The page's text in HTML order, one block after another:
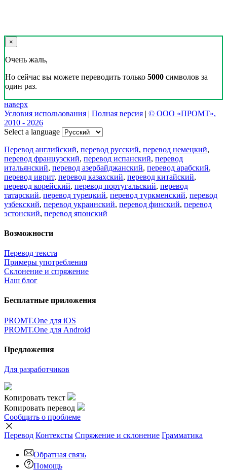
×
Очень жаль,
Но сейчас вы можете переводить только 5000 символов за
один раз.
наверх
Условия использования | Полная версия | © ООО «ПРОМТ»,
2010 - 2026
Select a language
Перевод английский, перевод русский, перевод немецкий,
перевод французский, перевод испанский, перевод
итальянский, перевод азербайджанский, перевод арабский,
перевод иврит, перевод казахский, перевод китайский,
перевод корейский, перевод португальский, перевод
татарский, перевод турецкий, перевод туркменский, перевод
узбекский, перевод украинский, перевод финский, перевод
эстонский, перевод японский
Возможности
Перевод текста
Примеры употребления
Склонение и спряжение
Наш блог
Бесплатные приложения
PROMT.One для iOS
PROMT.One для Android
Предложения
Для разработчиков
Копировать текст
Копировать перевод
Сообщить о проблеме
Перевод Контексты Спряжение и склонение Грамматика
Обратная связь
Помощь